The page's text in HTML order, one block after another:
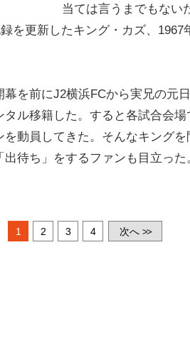
当ては言うまでもない
を更新したキング・カズ、1967
を前にJ2横浜FCから実兄の元
ル移籍した。すると各試合会
動員してきた。そんなキング
待ち」をするファンも目立っ
1 2 3 4 次へ >>